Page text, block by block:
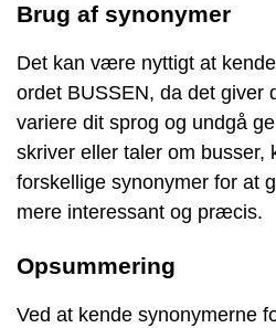
Brug af synonymer
Det kan være nyttigt at
ordet BUSSEN, da det giver
variere dit sprog og undgå
skriver eller taler om
forskellige synonymer for at
mere interessant og præcis.
Opsummering
Ved at kende synonymerne